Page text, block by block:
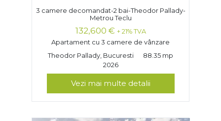
3 camere decomandat-2 bai-Theodor Pallady-
Metrou Teclu
132,600 € + 21% TVA
Apartament cu 3 camere de vânzare
Theodor Pallady, Bucuresti
88.35 mp
2026
Vezi mai multe detalii